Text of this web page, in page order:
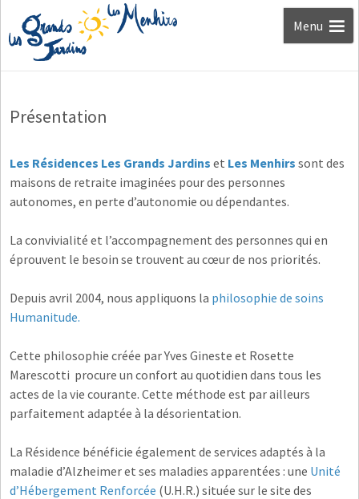
Menu
Présentation
Les Résidences Les Grands Jardins et Les Menhirs sont des
maisons de retraite imaginées pour des personnes
autonomes, en perte d’autonomie ou dépendantes.
La convivialité et l’accompagnement des personnes qui en
éprouvent le besoin se trouvent au cœur de nos priorités.
Depuis avril 2004, nous appliquons la philosophie de soins
Humanitude.
Cette philosophie créée par Yves Gineste et Rosette
Marescotti procure un confort au quotidien dans tous les
actes de la vie courante. Cette méthode est par ailleurs
parfaitement adaptée à la désorientation.
La Résidence bénéficie également de services adaptés à la
maladie d’Alzheimer et ses maladies apparentées : une Unité
d’Hébergement Renforcée (U.H.R.) située sur le site des